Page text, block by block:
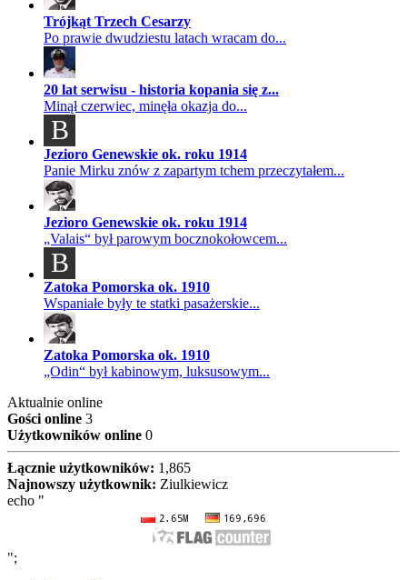
Trójkąt Trzech Cesarzy
Po prawie dwudziestu latach wracam do...
20 lat serwisu - historia kopania się z...
Minął czerwiec, minęła okazja do...
B
Jezioro Genewskie ok. roku 1914
Panie Mirku znów z zapartym tchem przeczytałem...
Jezioro Genewskie ok. roku 1914
„Valais“ był parowym bocznokołowcem...
B
Zatoka Pomorska ok. 1910
Wspaniałe były te statki pasażerskie...
Zatoka Pomorska ok. 1910
„Odin“ był kabinowym, luksusowym...
Aktualnie online
Gości online 3
Użytkowników online 0
Łącznie użytkowników: 1,865
Najnowszy użytkownik: Ziulkiewicz
echo "
";